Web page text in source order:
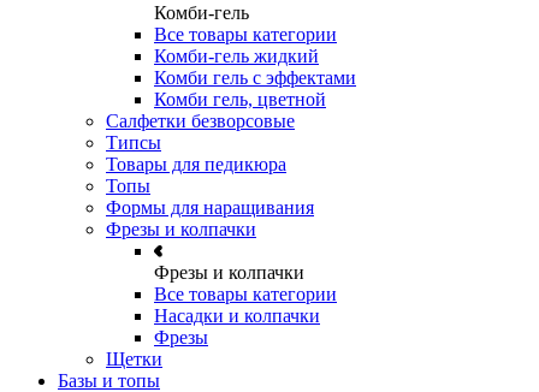
Комби-гель
Все товары категории
Комби-гель жидкий
Комби гель с эффектами
Комби гель, цветной
Салфетки безворсовые
Типсы
Товары для педикюра
Топы
Формы для наращивания
Фрезы и колпачки
Фрезы и колпачки
Все товары категории
Насадки и колпачки
Фрезы
Щетки
Базы и топы